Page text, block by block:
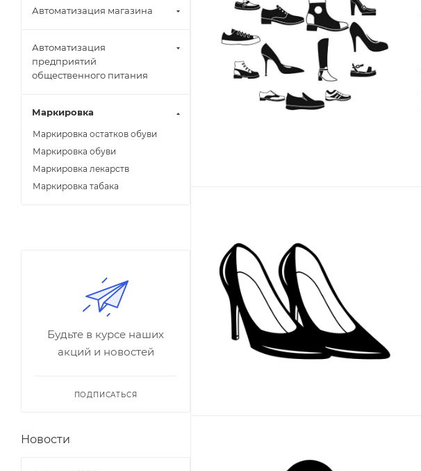
Автоматизация магазина
Автоматизация
предприятий
общественного питания
Маркировка
Маркировка остатков обуви
Маркировка обуви
Маркировка лекарств
Маркировка табака
Будьте в курсе наших
акций и новостей
ПОДПИСАТЬСЯ
Новости